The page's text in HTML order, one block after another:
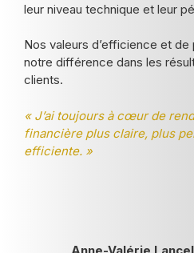
leur niveau technique et leur
Nos valeurs d’efficience et
notre différence dans les
clients.
« J’ai toujours à cœur de
financière plus claire, plus
efficiente. »